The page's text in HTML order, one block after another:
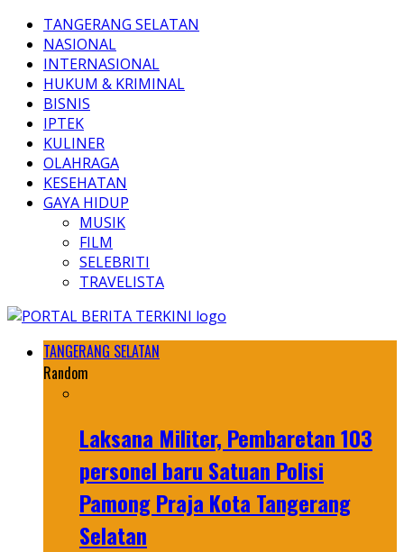
TANGERANG SELATAN
NASIONAL
INTERNASIONAL
HUKUM & KRIMINAL
BISNIS
IPTEK
KULINER
OLAHRAGA
KESEHATAN
GAYA HIDUP
MUSIK
FILM
SELEBRITI
TRAVELISTA
TANGERANG SELATAN
Random
Laksana Militer, Pembaretan 103
personel baru Satuan Polisi
Pamong Praja Kota Tangerang
Selatan